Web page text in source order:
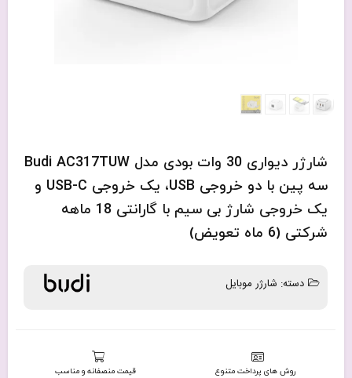
شارژر دیواری 30 وات بودی مدل Budi AC317TUW
سه پین با دو خروجی USB، یک خروجی USB-C و
یک خروجی شارژ بی سیم با گارانتی 18 ماهه
شرکتی (6 ماه تعویض)
دسته: شارژر موبایل
روش های پرداخت متنوع قیمت منصفانه و مناسب